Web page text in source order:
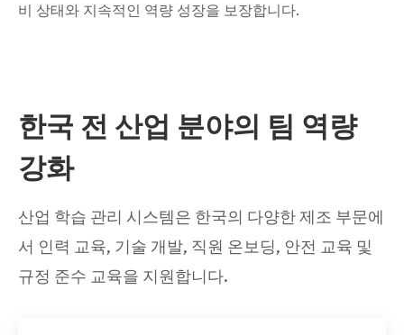
비 상태와 지속적인 역량 성장을 보장합니다.
한국 전 산업 분야의 팀 역량
강화
산업 학습 관리 시스템은 한국의 다양한 제조 부문에
서 인력 교육, 기술 개발, 직원 온보딩, 안전 교육 및
규정 준수 교육을 지원합니다.